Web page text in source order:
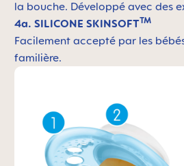
la bouche. Développé avec des
4a. SILICONE SKINSOFTTM
Facilement accepté par les
familière.